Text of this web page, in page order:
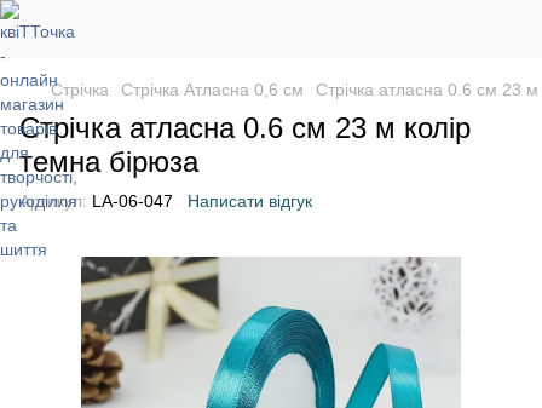
Стрічка Стрічка Атласна 0,6 см Стрічка атласна 0.6 см 23 м
Стрічка атласна 0.6 см 23 м колір
темна бірюза
Артикул: LA-06-047 Написати відгук